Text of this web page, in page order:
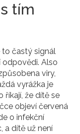
tím
to častý signál
odpovědi. Also
viry,
vyrážka je
říkají, že dítě se
objeví červená
o infekční
, a dítě už není